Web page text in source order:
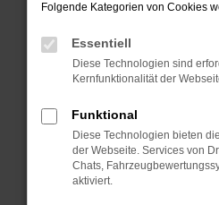
Manche Erweiterungen,
können das Laden
verhindern. Funktioniert
Fenster?
Starte dein Gerät neu.
Das kann manchmal
Probleme zu beheben.
Folgende Kategorien von Cookies
Essentiell
Diese Technologien sind
Kernfunktionalität der
Funktional
Diese Technologien bieten
der Webseite. Services von
Chats,
aktiviert.